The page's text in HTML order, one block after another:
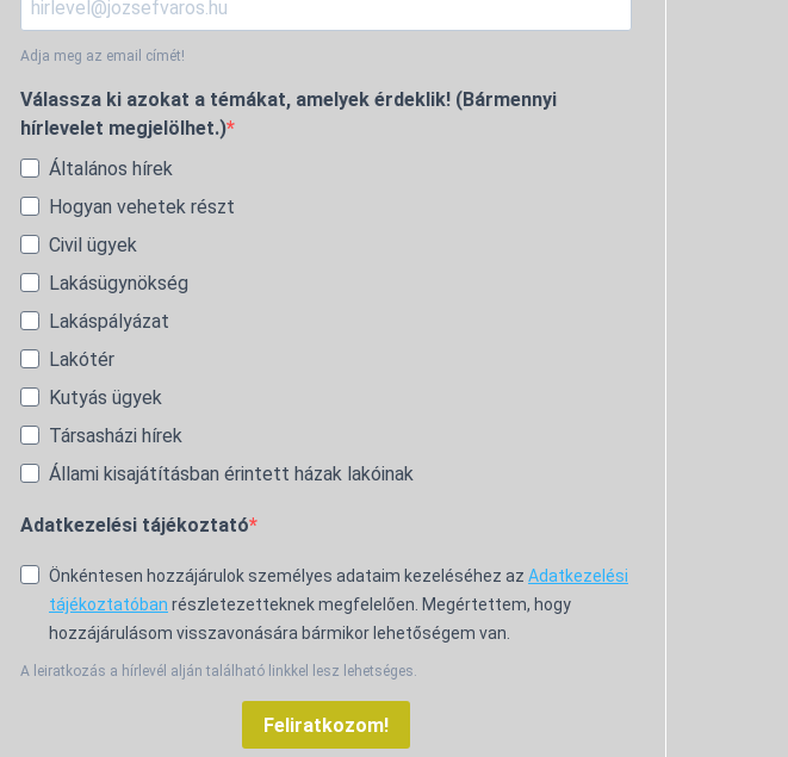
Adja meg az email címét!
Válassza ki azokat a témákat, amelyek érdeklik! (Bármennyi
hírlevelet megjelölhet.)
Általános hírek
Hogyan vehetek részt
Civil ügyek
Lakásügynökség
Lakáspályázat
Lakótér
Kutyás ügyek
Társasházi hírek
Állami kisajátításban érintett házak lakóinak
Adatkezelési tájékoztató
Önkéntesen hozzájárulok személyes adataim kezeléséhez az Adatkezelési
tájékoztatóban részletezetteknek megfelelően. Megértettem, hogy
hozzájárulásom visszavonására bármikor lehetőségem van.
A leiratkozás a hírlevél alján található linkkel lesz lehetséges.
Feliratkozom!